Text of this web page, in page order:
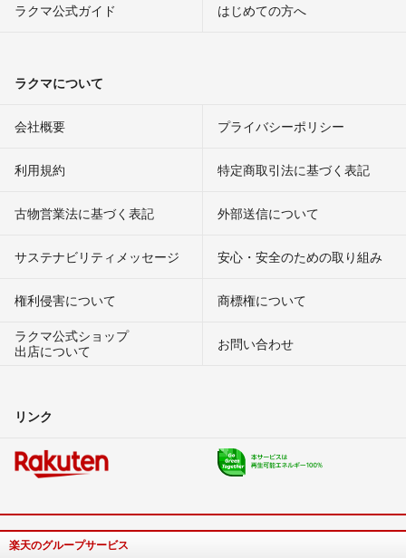
ラクマ公式ガイド はじめての方へ
ラクマについて
会社概要 プライバシーポリシー
利用規約 特定商取引法に基づく表記
古物営業法に基づく表記 外部送信について
サステナビリティメッセージ 安心・安全のための取り組み
権利侵害について
商標権について
ラクマ公式ショップ
出店について
お問い合わせ
リンク
楽天のグループサービス